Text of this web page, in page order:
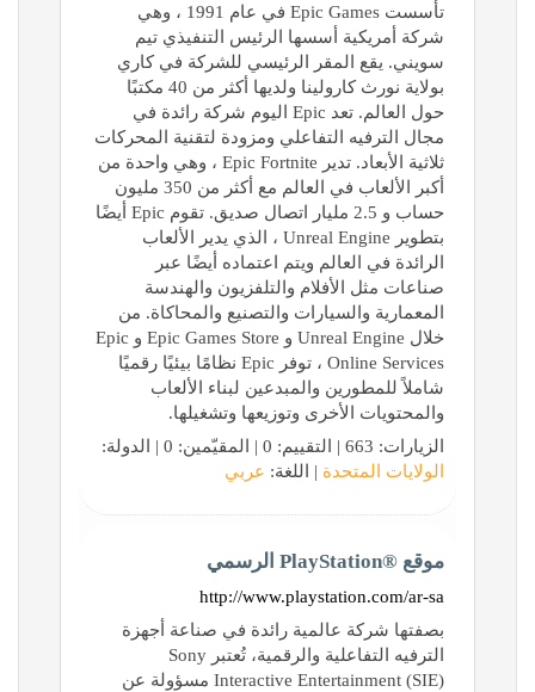
تأسست Epic Games في عام 1991 ، وهي
شركة أمريكية أسسها الرئيس التنفيذي تيم
سويني. يقع المقر الرئيسي للشركة في كاري
بولاية نورث كارولينا ولديها أكثر من 40 مكتبًا
حول العالم. تعد Epic اليوم شركة رائدة في
مجال الترفيه التفاعلي ومزودة لتقنية المحركات
ثلاثية الأبعاد. تدير Epic Fortnite ، وهي واحدة من
أكبر الألعاب في العالم مع أكثر من 350 مليون
حساب و 2.5 مليار اتصال صديق. تقوم Epic أيضًا
بتطوير Unreal Engine ، الذي يدير الألعاب
الرائدة في العالم ويتم اعتماده أيضًا عبر
صناعات مثل الأفلام والتلفزيون والهندسة
المعمارية والسيارات والتصنيع والمحاكاة. من
خلال Unreal Engine و Epic Games Store و Epic
Online Services ، توفر Epic نظامًا بيئيًا رقميًا
شاملاً للمطورين والمبدعين لبناء الألعاب
والمحتويات الأخرى وتوزيعها وتشغيلها.
الزيارات: 663 | التقييم: 0 | المقيّمين: 0 | الدولة:
الولايات المتحدة | اللغة: عربي
موقع PlayStation®‎ الرسمي
http://www.playstation.com/ar-sa
بصفتها شركة عالمية رائدة في صناعة أجهزة
الترفيه التفاعلية والرقمية، تُعتبر Sony
Interactive Entertainment (SIE)‎ مسؤولة عن